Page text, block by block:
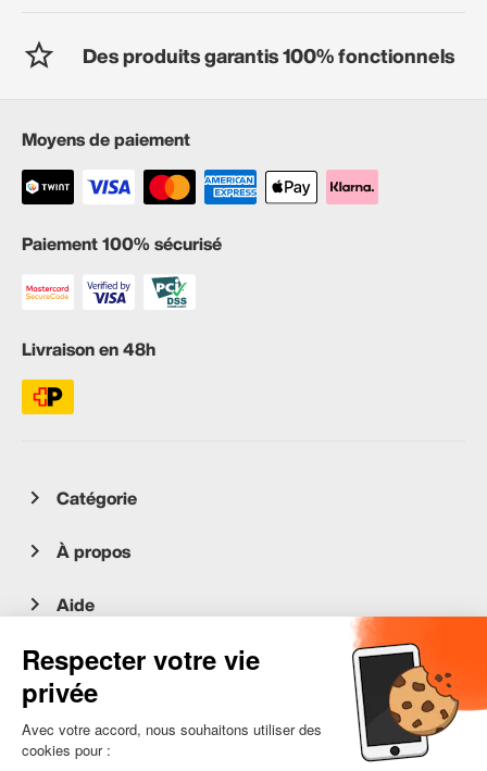
Des produits garantis 100% fonctionnels
Moyens de paiement
Paiement 100% sécurisé
Livraison en 48h
Catégorie
À propos
Aide
Service client
occasion.migros.mobile@recommerce.com
Lundi-Vendredi 08:00-17:00